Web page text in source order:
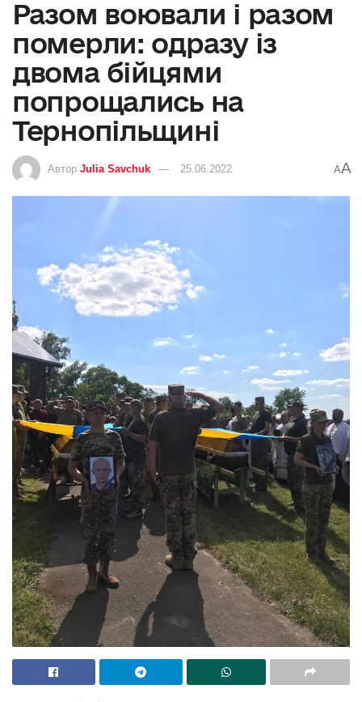
Разом воювали і разом
померли: одразу із
двома бійцями
попрощались на
Тернопільщині
Автор Julia Savchuk 25.06.2022 AA